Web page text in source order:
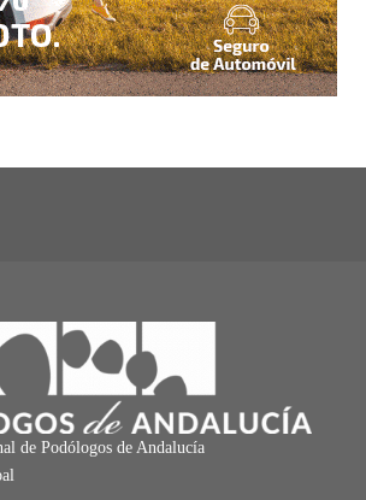
de Podólogos de Andalucía